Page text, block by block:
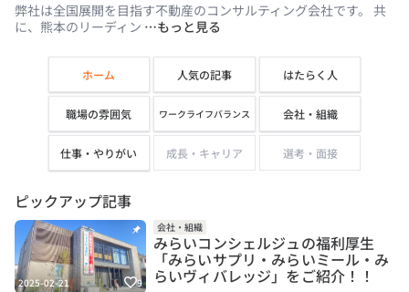
弊社は全国展開を目指す不動産のコンサルティング会社です。 共
に、熊本のリーディン …もっと見る
ホーム 人気の記事 はたらく人
職場の雰囲気 ワークライフバランス 会社・組織
仕事・やりがい 成長・キャリア 選考・面接
ピックアップ記事
2025-02-21 9
会社・組織
みらいコンシェルジュの福利厚生
「みらいサプリ・みらいミール・み
らいヴィバレッジ」をご紹介！！